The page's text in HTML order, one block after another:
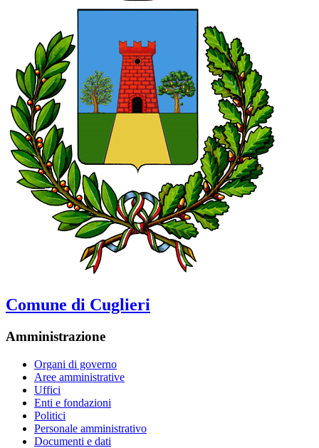
Comune di Cuglieri
Amministrazione
Organi di governo
Aree amministrative
Uffici
Enti e fondazioni
Politici
Personale amministrativo
Documenti e dati